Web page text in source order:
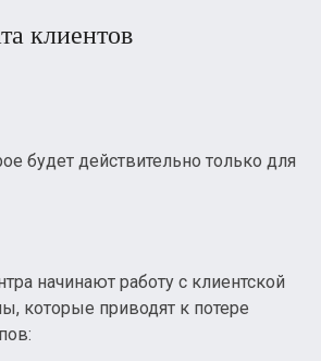
клиентов
будет действительно только для
начинают работу с клиентской
которые приводят к потере